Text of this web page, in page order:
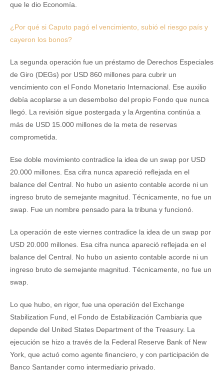
que le dio Economía.
¿Por qué si Caputo pagó el vencimiento, subió el riesgo país y
cayeron los bonos?
La segunda operación fue un préstamo de Derechos Especiales
de Giro (DEGs) por USD 860 millones para cubrir un
vencimiento con el Fondo Monetario Internacional. Ese auxilio
debía acoplarse a un desembolso del propio Fondo que nunca
llegó. La revisión sigue postergada y la Argentina continúa a
más de USD 15.000 millones de la meta de reservas
comprometida.
Ese doble movimiento contradice la idea de un swap por USD
20.000 millones. Esa cifra nunca apareció reflejada en el
balance del Central. No hubo un asiento contable acorde ni un
ingreso bruto de semejante magnitud. Técnicamente, no fue un
swap. Fue un nombre pensado para la tribuna y funcionó.
La operación de este viernes contradice la idea de un swap por
USD 20.000 millones. Esa cifra nunca apareció reflejada en el
balance del Central. No hubo un asiento contable acorde ni un
ingreso bruto de semejante magnitud. Técnicamente, no fue un
swap.
Lo que hubo, en rigor, fue una operación del Exchange
Stabilization Fund, el Fondo de Estabilización Cambiaria que
depende del United States Department of the Treasury. La
ejecución se hizo a través de la Federal Reserve Bank of New
York, que actuó como agente financiero, y con participación de
Banco Santander como intermediario privado.